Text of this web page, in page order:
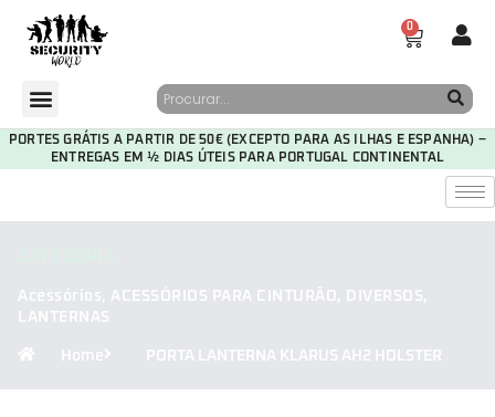
0
PORTES GRÁTIS A PARTIR DE 50€ (EXCEPTO PARA AS ILHAS E ESPANHA) –
ENTREGAS EM ½ DIAS ÚTEIS PARA PORTUGAL CONTINENTAL
Acessórios, ACESSÓRIOS PARA CINTURÃO , DIVERSOS,
LANTERNAS
Home PORTA LANTERNA KLARUS AH2 HOLSTER